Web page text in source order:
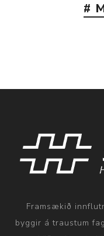
#
Framsækið
byggir á traustum